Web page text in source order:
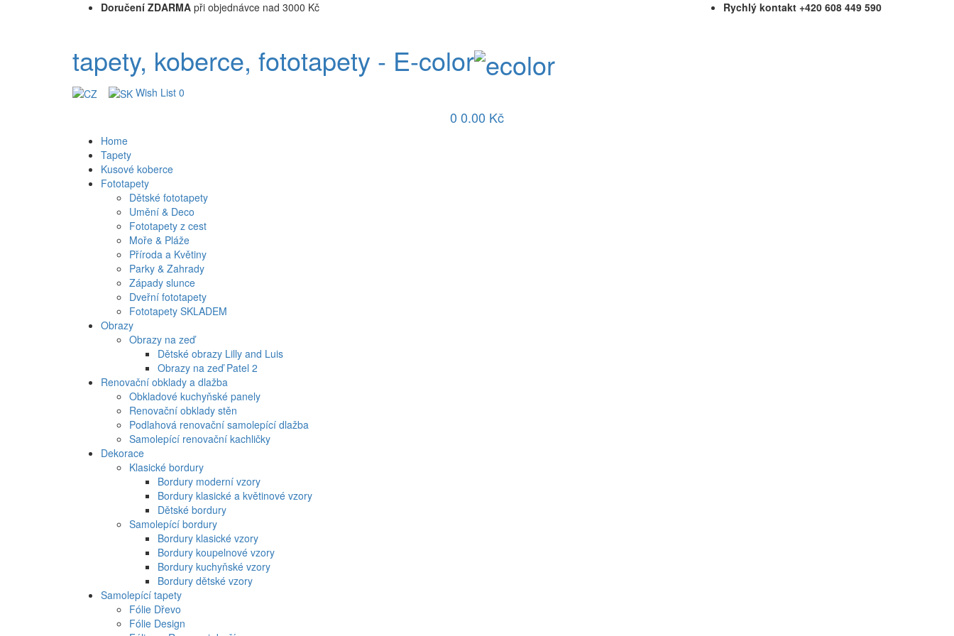
Doručení ZDARMA při objednávce nad 3000 Kč Rychlý kontakt +420 608 449 590
tapety, koberce, fototapety - E-color
Wish List 0
0 0.00 Kč
Home
Tapety
Kusové koberce
Fototapety
Dětské fototapety
Umění & Deco
Fototapety z cest
Moře & Pláže
Příroda a Květiny
Parky & Zahrady
Západy slunce
Dveřní fototapety
Fototapety SKLADEM
Obrazy
Obrazy na zeď
Dětské obrazy Lilly and Luis
Obrazy na zeď Patel 2
Renovační obklady a dlažba
Obkladové kuchyňské panely
Renovační obklady stěn
Podlahová renovační samolepící dlažba
Samolepící renovační kachličky
Dekorace
Klasické bordury
Bordury moderní vzory
Bordury klasické a květinové vzory
Dětské bordury
Samolepící bordury
Bordury klasické vzory
Bordury koupelnové vzory
Bordury kuchyňské vzory
Bordury dětské vzory
Samolepící tapety
Fólie Dřevo
Fólie Design